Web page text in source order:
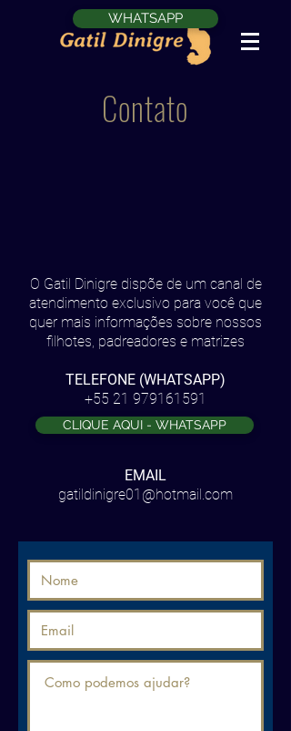
WHATSAPP
Contato
O Gatil Dinigre dispõe de um canal de
atendimento exclusivo para você que
quer mais informações sobre nossos
filhotes, padreadores e matrizes
TELEFONE (WHATSAPP)
+55 21 979161591
EMAIL
gatildinigre01@hotmail.com
CLIQUE AQUI - WHATSAPP